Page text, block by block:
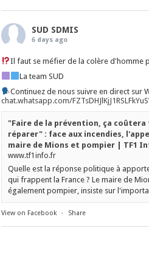
SUD SDMIS
6 days ago
Il faut se méfier de la colère d'homme
La team SUD
Continuez de nous suivre en direct sur
chat.whatsapp.com/
"Faire de la prévention, ça
réparer" : face aux incendies,
maire de Mions et pompier | TF1
www.tf1info.fr
Quelle est la réponse politique à
qui frappent la France ? Le maire de
également pompier, insiste sur
View on Facebook · Share